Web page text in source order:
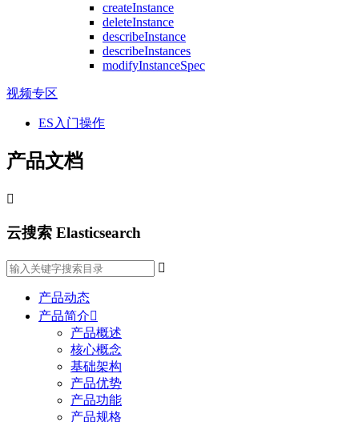
createInstance
deleteInstance
describeInstance
describeInstances
modifyInstanceSpec
视频专区
ES入门操作
产品文档

云搜索 Elasticsearch

产品动态
产品简介
产品概述
核心概念
基础架构
产品优势
产品功能
产品规格